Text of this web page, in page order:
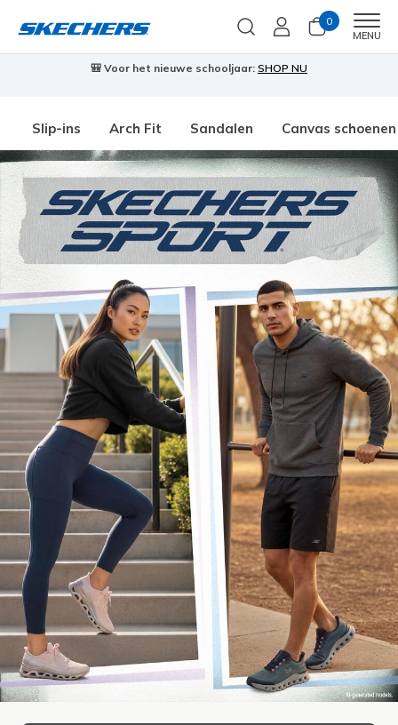
0
MENU
🎒 Voor het nieuwe schooljaar: SHOP NU
Slip-ins Arch Fit Sandalen Canvas schoenen